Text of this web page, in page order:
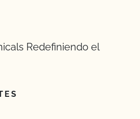
Redefiniendo el